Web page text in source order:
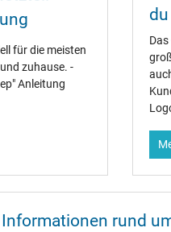
für die meisten
zuhause. -
Anleitung
rund